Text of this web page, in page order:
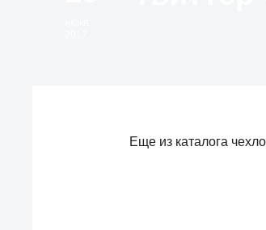
Еще из каталога